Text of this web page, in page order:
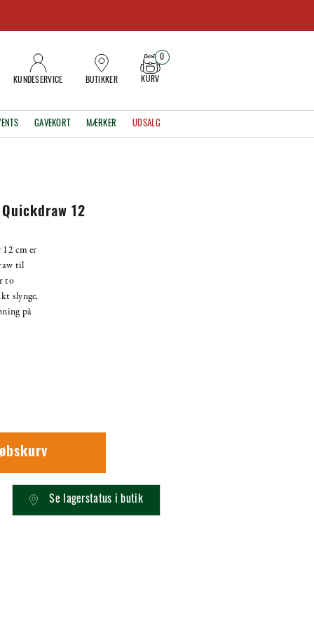
KUNDESERVICE BUTIKKER KURV
0
GAVEKORT MÆRKER UDSALG
12
cm er
til
to
slynge,
på
Se lagerstatus i butik